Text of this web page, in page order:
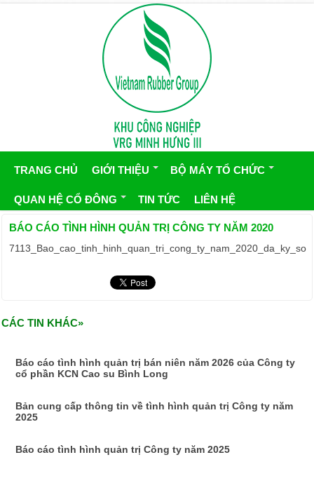
TRANG CHỦ GIỚI THIỆU BỘ MÁY TỔ CHỨC
QUAN HỆ CỔ ĐÔNG TIN TỨC LIÊN HỆ
BÁO CÁO TÌNH HÌNH QUẢN TRỊ CÔNG TY NĂM 2020
7113_Bao_cao_tinh_hinh_quan_tri_cong_ty_nam_2020_da_ky_so
CÁC TIN KHÁC»
Báo cáo tình hình quản trị bán niên năm 2026 của Công ty
cổ phần KCN Cao su Bình Long
Bản cung cấp thông tin về tình hình quản trị Công ty năm
2025
Báo cáo tình hình quản trị Công ty năm 2025